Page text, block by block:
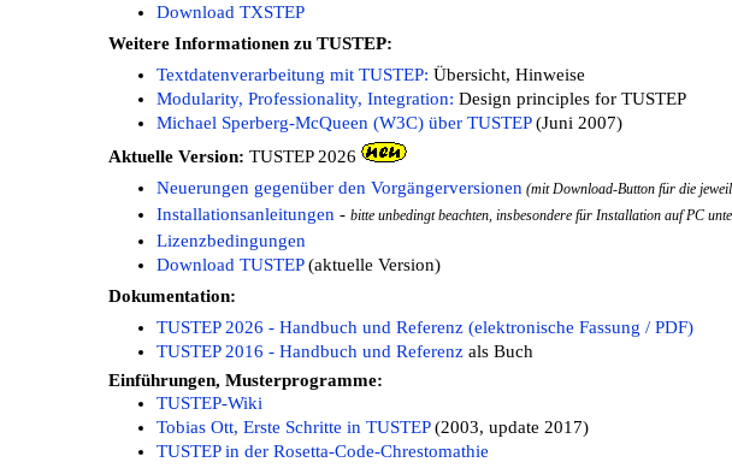
Download TXSTEP
Weitere Informationen zu TUSTEP:
Textdatenverarbeitung mit TUSTEP: Übersicht, Hinweise
Modularity, Professionality, Integration: Design principles for TUSTEP
Michael Sperberg-McQueen (W3C) über TUSTEP(Juni 2007)
Aktuelle Version: TUSTEP 2026
Neuerungen gegenüber den Vorgängerversionen (mit Download-Button für die
Installationsanleitungen - bitte unbedingt beachten, insbesondere für Installation auf PC
Lizenzbedingungen
Download TUSTEP(aktuelle Version)
Dokumentation:
TUSTEP 2026 - Handbuch und Referenz (elektronische Fassung / PDF)
TUSTEP 2016 - Handbuch und Referenz als Buch
Einführungen, Musterprogramme:
TUSTEP-Wiki
Tobias Ott, Erste Schritte in TUSTEP(2003, update 2017)
TUSTEP in der Rosetta-Code-Chrestomathie